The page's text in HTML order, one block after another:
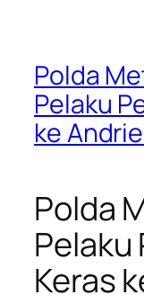
Polda
Pelaku
ke
Polda
Pelaku
Keras